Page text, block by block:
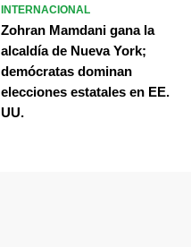
INTERNACIONAL
Zohran Mamdani gana la
alcaldía de Nueva York;
demócratas dominan
elecciones estatales en EE.
UU.